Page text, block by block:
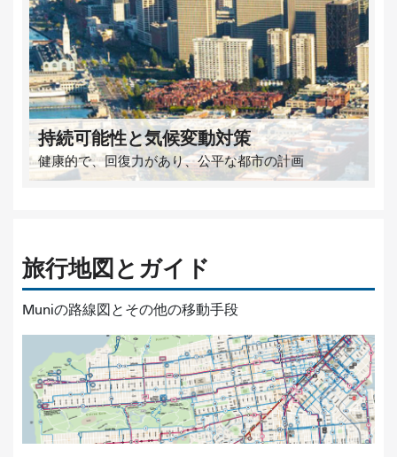
持続可能性と気候変動対策
健康的で、回復力があり、公平な都市の計画
旅行地図とガイド
Muniの路線図とその他の移動手段